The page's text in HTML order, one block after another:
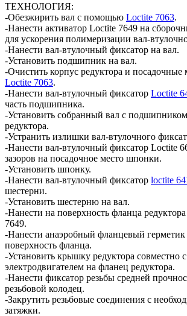
ТЕХНОЛОГИЯ:
-Обезжирить вал с помощью Loctite 7063.
-Нанести активатор Loctite 7649 на
для ускорения полимеризации вал-
-Нанести вал-втулочный фиксатор на вал.
-Установить подшипник на вал.
-Очистить корпус редуктора и
Loctite 7063.
-Нанести вал-втулочный фиксатор Loctite
часть подшипника.
-Установить собранный вал с
редуктора.
-Устранить излишки вал-втулочного
-Нанести вал-втулочный фиксатор Loctite
зазоров на посадочное место шпонки.
-Установить шпонку.
-Нанести вал-втулочный фиксатор loctite
шестерни.
-Установить шестерню на вал.
-Нанести на поверхность фланца
7649.
-Нанести анаэробный фланцевый герметик
поверхность фланца.
-Установить крышку редуктора совместно с
электродвигателем на фланец редуктора.
-Нанести фиксатор резьбы средней
резьбовой колодец.
-Закрутить резьбовые соединения с
затяжки.